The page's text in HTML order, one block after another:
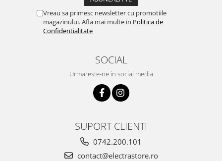
Vreau sa primesc newsletter cu promotiile
magazinului. Afla mai multe in Politica de
Confidentialitate
SOCIAL
Urmareste-ne in social media
SUPORT CLIENTI
0742.200.101
contact@electrastore.ro